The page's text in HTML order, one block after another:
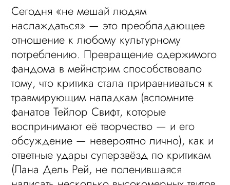
Сегодня «не мешай людям
наслаждаться» — это преобладающее
отношение к любому культурному
потреблению. Превращение одержимого
фандома в мейнстрим способствовало
тому, что критика стала приравниваться к
травмирующим нападкам (вспомните
фанатов Тейлор Свифт, которые
воспринимают её творчество — и его
обсуждение — невероятно лично), как и
ответные удары суперзвёзд по критикам
(Лана Дель Рей, не поленившаяся